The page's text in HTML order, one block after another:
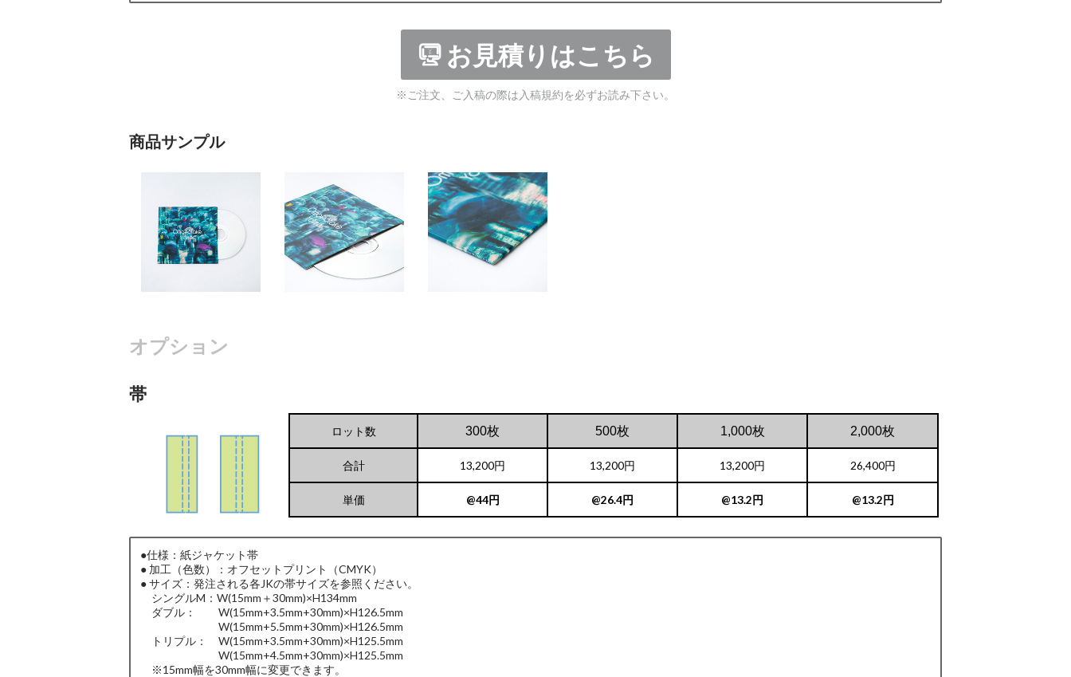
お見積りはこちら
※ご注文、ご入稿の際は入稿規約を必ずお読み下さい。
商品サンプル
オプション
帯
ロット数 300枚 500枚 1,000枚 2,000枚
合計 13,200円 13,200円 13,200円 26,400円
単価 @44円 @26.4円 @13.2円 @13.2円
●仕様：紙ジャケット帯
● 加工（色数）：オフセットプリント（CMYK）
● サイズ：発注される各JKの帯サイズを参照ください。
シングルM：W(15mm＋30mm)×H134mm
ダブル： W(15mm+3.5mm+30mm)×H126.5mm
W(15mm+5.5mm+30mm)×H126.5mm
トリプル： W(15mm+3.5mm+30mm)×H125.5mm
W(15mm+4.5mm+30mm)×H125.5mm
※15mm幅を30mm幅に変更できます。